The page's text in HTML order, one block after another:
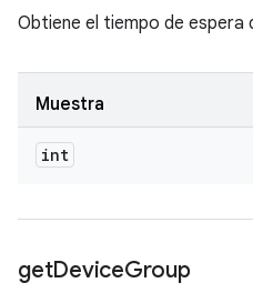
Obtiene el tiempo de espera
Muestra
int
getDeviceGroup